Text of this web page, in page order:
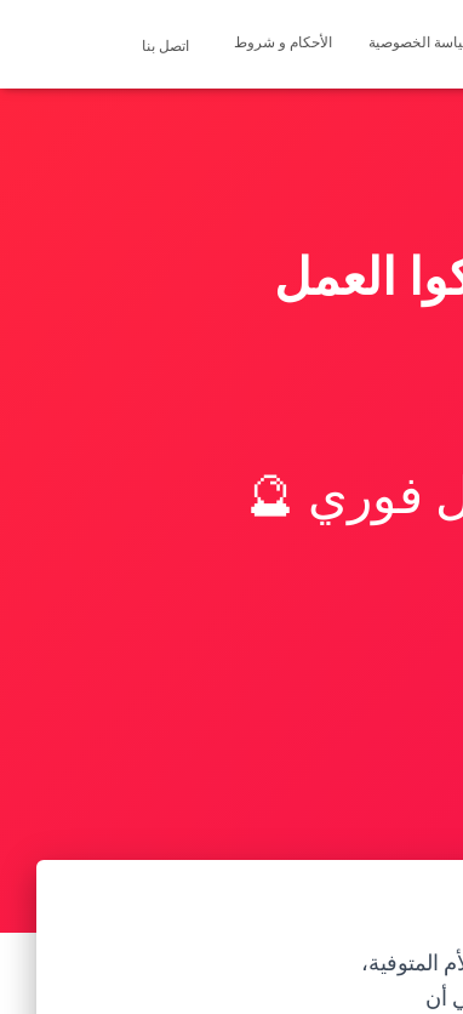
الخصوصية الأحكام و شروط اتصل بنا
العمل
فوري 🔮
المتوفية،
أن